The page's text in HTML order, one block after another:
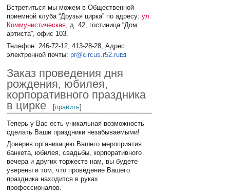
Встретиться мы можем в Общественной
приемной клуба “Друзья цирка” по адресу:ул.
Коммунистическая, д. 42, гостиница “Дом
артиста”, офис 103.
Телефон: 246-72-12, 413-28-28, Адрес
электронной почты:pr@circus.r52.ru
Заказ проведения дня
рождения, юбилея,
корпоративного праздника
в цирке
[править]
Теперь у Вас есть уникальная возможность
сделать Ваши праздники незабываемыми!
Доверив организацию Вашего мероприятия:
банкета, юбилея, свадьбы, корпоративного
вечера и других торжеств нам, вы будете
уверены в том, что проведение Вашего
праздника находится в руках
профессионалов.